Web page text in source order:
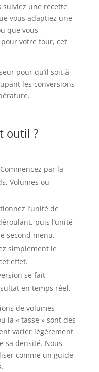
suiviez une recette
vous adaptiez une
que vous
votre four, cet
pour qu’il soit à
les conversions
outil ?
Commencez par la
Volumes ou
l’unité de
puis l’unité
second menu.
simplement le
effet.
se fait
en temps réel.
de volumes
la « tasse » sont des
varier légèrement
sa densité. Nous
comme un guide